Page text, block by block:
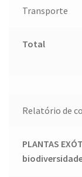
Transporte
Total
Relatório de
PLANTAS